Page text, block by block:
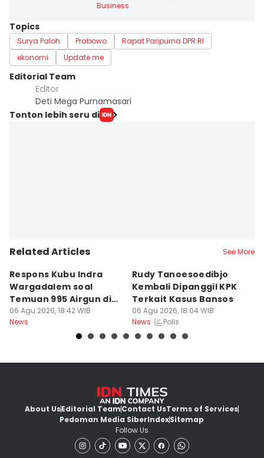
Business
Topics
Surya Paloh Prabowo
Rapat Paripurna DPR RI
ekonomi
Update me
Editorial Team
Editor
Deti Mega Purnamasari
Tonton lebih seru di
Related Articles See More
Respons Kubu Indra
Wargadalem soal
Temuan 995 Airgun di
Sekolah Jaksel
06 Agu 2026, 18:42 WIB
News
Rudy Tanoesoedibjo
Kembali Dipanggil KPK
Terkait Kasus Bansos
06 Agu 2026, 18:04 WIB
News
Polls
About UsEditorial TeamContact UsTerms of Services
Pedoman Media SiberIndexSitemap
Follow Us